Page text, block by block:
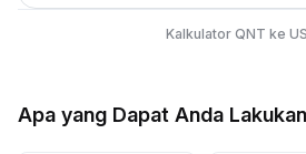
Kalkulator QNT ke
Apa yang Dapat Anda